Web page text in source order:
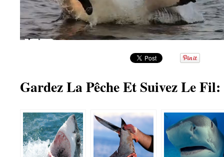
Gardez La Pêche Et Suivez Le Fil: